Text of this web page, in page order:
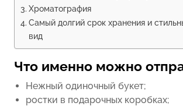
Хроматография
Самый долгий срок хранения и
вид
Что именно можно
Нежный одиночный букет;
ростки в подарочных коробках;